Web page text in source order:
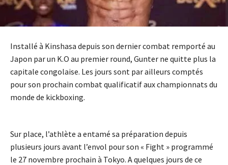
Installé à Kinshasa depuis son dernier combat remporté au
Japon par un K.O au premier round, Gunter ne quitte plus la
capitale congolaise. Les jours sont par ailleurs comptés
pour son prochain combat qualificatif aux championnats du
monde de kickboxing.
Sur place, l’athlète a entamé sa préparation depuis
plusieurs jours avant l’envol pour son « Fight » programmé
le 27 novembre prochain à Tokyo. A quelques jours de ce